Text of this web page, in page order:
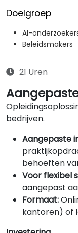
Doelgroep
AI-
Beleidsmakers
21 Uren
bedrijven.
Aangepaste
behoeften
Voor flexibel
aangepast
Formaat:
kantoren) of